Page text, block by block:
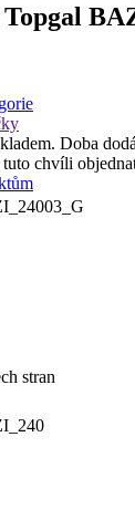
Doba
chvíli
stran